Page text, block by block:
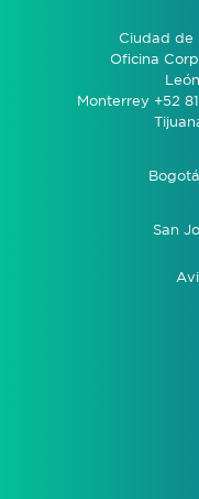
Ciudad de
Oficina
Monterrey +52
San